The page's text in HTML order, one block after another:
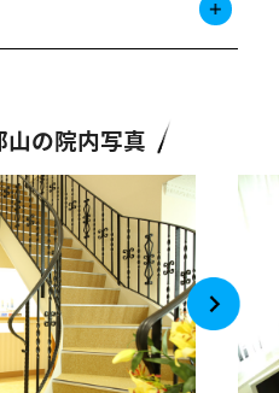
山の院内写真